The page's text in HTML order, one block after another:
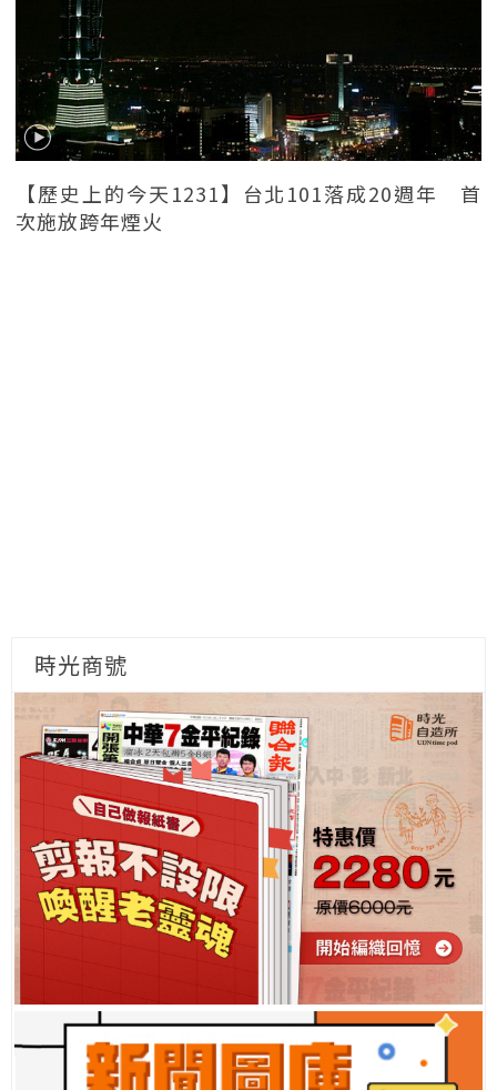
【歷史上的今天1231】台北101落成20週年 首
次施放跨年煙火
時光商號